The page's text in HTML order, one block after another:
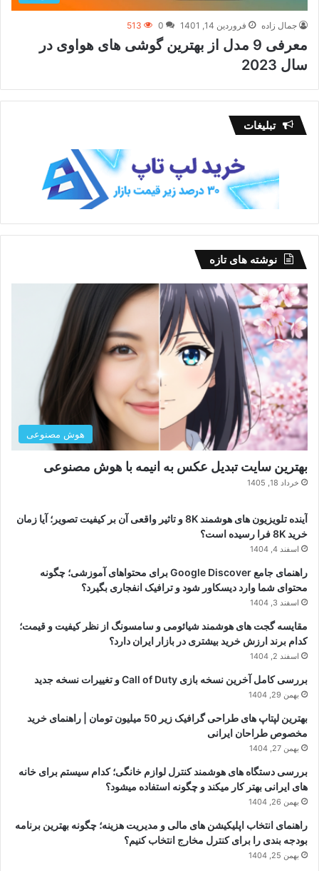
جمال زاده فروردین 14, 1401 0
513
معرفی 9 مدل از بهترین گوشی های هواوی در
سال 2023
تبلیغات
نوشته های تازه
هوش مصنوعی
بهترین سایت تبدیل عکس به انیمه با هوش مصنوعی
خرداد 18, 1405
آینده تلویزیون های هوشمند 8K و تاثیر واقعی آن بر کیفیت تصویر؛ آیا زمان
خرید 8K فرا رسیده است؟
اسفند 4, 1404
راهنمای جامع Google Discover برای محتواهای آموزشی؛ چگونه
محتوای شما وارد دیسکاور شود و ترافیک انفجاری بگیرد؟
اسفند 3, 1404
مقایسه گجت های هوشمند شیائومی و سامسونگ از نظر کیفیت و قیمت؛
کدام برند ارزش خرید بیشتری در بازار ایران دارد؟
اسفند 2, 1404
بررسی کامل آخرین نسخه بازی Call of Duty و تغییرات نسخه جدید
بهمن 29, 1404
بهترین لپتاپ های طراحی گرافیک زیر 50 میلیون تومان | راهنمای خرید
مخصوص طراحان ایرانی
بهمن 27, 1404
بررسی دستگاه های هوشمند کنترل لوازم خانگی؛ کدام سیستم برای خانه
های ایرانی بهتر کار میکند و چگونه استفاده میشود؟
بهمن 26, 1404
راهنمای انتخاب اپلیکیشن های مالی و مدیریت هزینه؛ چگونه بهترین برنامه
بودجه بندی را برای کنترل مخارج انتخاب کنیم؟
بهمن 25, 1404